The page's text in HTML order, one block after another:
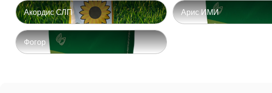
Акордис СЛП Арис ИМИ
Фогор